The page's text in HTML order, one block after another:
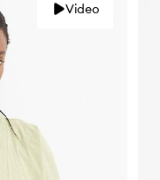
Video